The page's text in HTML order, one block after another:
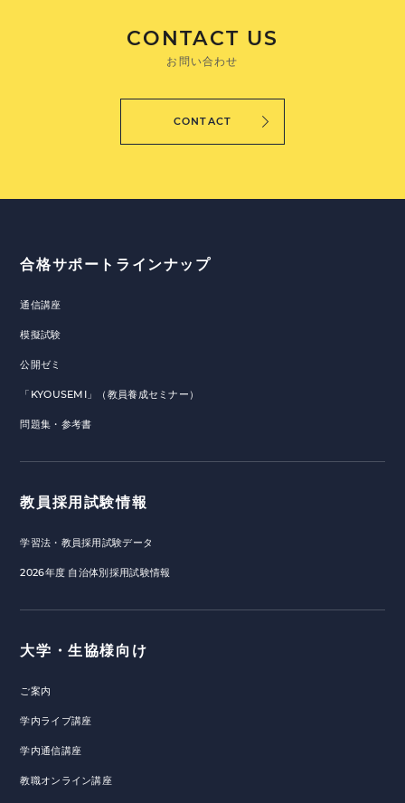
CONTACT US
お問い合わせ
CONTACT
合格サポートラインナップ
通信講座
模擬試験
公開ゼミ
「KYOUSEMI」（教員養成セミナー）
問題集・参考書
教員採用試験情報
学習法・教員採用試験データ
2026年度 自治体別採用試験情報
大学・生協様向け
ご案内
学内ライブ講座
学内通信講座
教職オンライン講座